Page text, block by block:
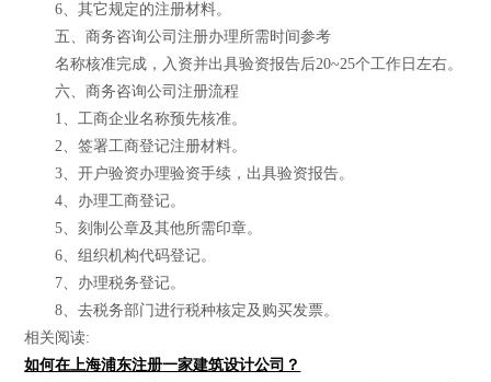
6、其它规定的注册材料。
五、商务咨询公司注册办理所需时间参考
名称核准完成，入资并出具验资报告后20~25个工作日左右。
六、商务咨询公司注册流程
1、工商企业名称预先核准。
2、签署工商登记注册材料。
3、开户验资办理验资手续，出具验资报告。
4、办理工商登记。
5、刻制公章及其他所需印章。
6、组织机构代码登记。
7、办理税务登记。
8、去税务部门进行税种核定及购买发票。
相关阅读:
如何在上海浦东注册一家建筑设计公司？